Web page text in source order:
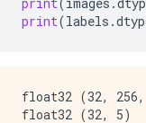
print(labels .
float32 (32,